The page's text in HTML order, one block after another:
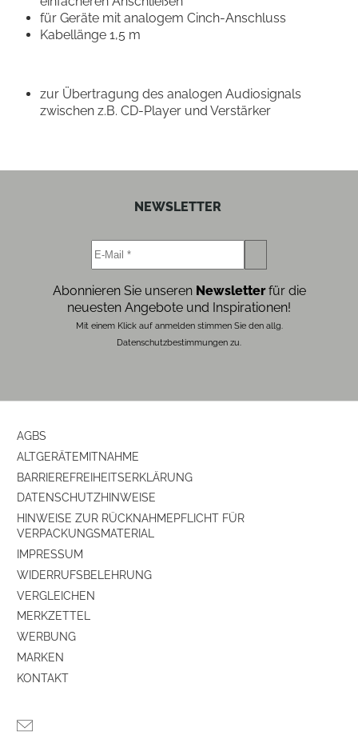
für Geräte mit analogem Cinch-Anschluss
Kabellänge 1,5 m
zur Übertragung des analogen Audiosignals
zwischen z.B. CD-Player und Verstärker
NEWSLETTER
Abonnieren Sie unseren Newsletterfür die
neuesten Angebote und Inspirationen!
Mit einem Klick auf anmelden stimmen Sie den allg.
Datenschutzbestimmungen zu.
AGBS
ALTGERÄTEMITNAHME
BARRIEREFREIHEITSERKLÄRUNG
DATENSCHUTZHINWEISE
HINWEISE ZUR RÜCKNAHMEPFLICHT FÜR
VERPACKUNGSMATERIAL
IMPRESSUM
WIDERRUFSBELEHRUNG
VERGLEICHEN
MERKZETTEL
WERBUNG
MARKEN
KONTAKT